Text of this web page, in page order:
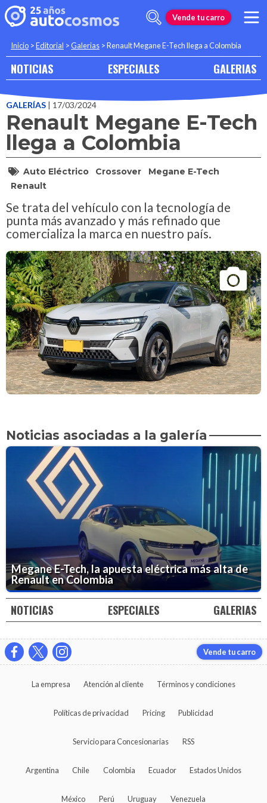
Vende tu carro
Inicio >Editorial >Galerias >Renault Megane E-Tech llega a Colombia
NOTICIAS ESPECIALES GALERIAS
GALERÍAS | 17/03/2024
Renault Megane E-Tech
llega a Colombia
Auto Eléctrico Crossover
Megane E-Tech
Renault
Se trata del vehículo con la tecnología de
punta más avanzado y más refinado que
comercializa la marca en nuestro país.
Noticias asociadas a la galería
Megane E-Tech, la apuesta eléctrica más alta de
Renault en Colombia
NOTICIAS ESPECIALES GALERIAS
Vende tu carro
La empresa Atención al cliente Términos y condiciones
Políticas de privacidad Pricing Publicidad
Servicio para Concesionarias RSS
Argentina Chile Colombia Ecuador Estados Unidos
México Perú Uruguay Venezuela